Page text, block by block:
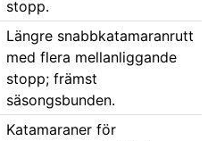
stopp.
Längre snabbkatamaranrutt
med flera mellanliggande
stopp; främst
säsongsbunden.
Katamaraner för